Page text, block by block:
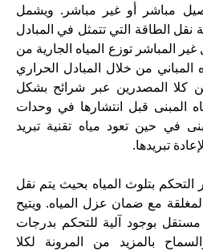
مباشر أو غير مباشر. ويشمل
الطاقة التي تتمثل في المبادل
المباشر توزع المياه الجارية من
المباني من خلال المبادل الحراري
كلا المصدرين عبر شرائح بشكل
المبنى قبل انتشارها في وحدات
في حين تعود مياه تقنية تبريد
تبريدها.
التحكم بتلوث المياه بحيث يتم نقل
مع ضمان عزل المياه. ويتيح
بوجود آلية للتحكم بدرجات
بالمزيد من المرونة لكلا